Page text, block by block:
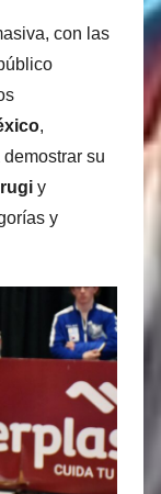
con las
,
su
y
y